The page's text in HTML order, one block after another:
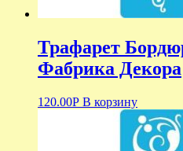
Трафарет
Фабрика Декора
120.00Р В корзину